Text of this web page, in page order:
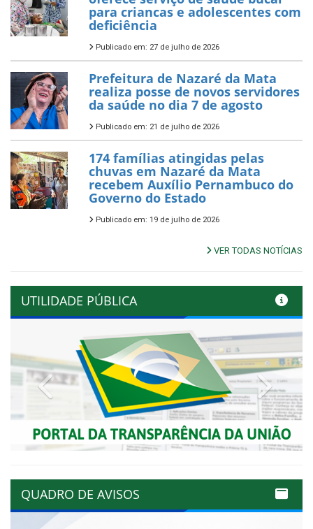
para criancas e adolescentes com
deficiência
Publicado em: 27 de julho de 2026
Prefeitura de Nazaré da Mata
realiza posse de novos servidores
da saúde no dia 7 de agosto
Publicado em: 21 de julho de 2026
174 famílias atingidas pelas
chuvas em Nazaré da Mata
recebem Auxílio Pernambuco do
Governo do Estado
Publicado em: 19 de julho de 2026
VER TODAS NOTÍCIAS
UTILIDADE PÚBLICA
Previous Next
QUADRO DE AVISOS